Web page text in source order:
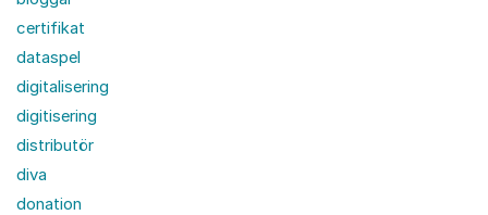
certifikat
dataspel
digitalisering
digitisering
distributör
diva
donation